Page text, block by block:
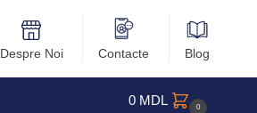
Despre Noi Contacte Blog
0 MDL 0